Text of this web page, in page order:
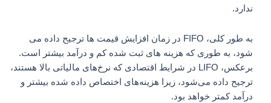
ندارد.
به طور کلی، FIFO در زمان افزایش قیمت ها ترجیح داده می
شود، به طوری که هزینه های ثبت شده کم و درآمد بیشتر است.
برعکس، LIFO در شرایط اقتصادی که نرخ‌های مالیاتی بالا هستند،
ترجیح داده می‌شود، زیرا هزینه‌های اختصاص داده شده بیشتر و
درآمد کمتر خواهد بود.